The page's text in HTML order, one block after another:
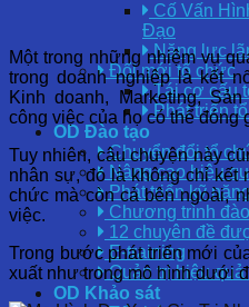
Cố Vấn
Đạo
Năng lực
Đổi mới tổ chức
Tái cơ cấu
Phát triển
OD Đào tạo
Chuyển đổi tổ
Nâng cao hiệu
Phát triển kỹ
Chương trình
12 chuyên đề
E-training
Quản trị hiệu quả
OD Khảo sát
Một trong những nhiệm vụ
trong doanh nghiệp là kết
Kinh doanh, Marketing,
công việc của họ có thể đóng
Tuy nhiên, câu chuyện này
nhân sự, đó là không chỉ kết
chức mà còn cả bên ngoài,
việc.
Trong bước phát triển mới
xuất như trong mô hình dưới